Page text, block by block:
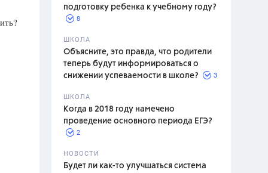
подготовку ребенка к учебному году?
8
ШКОЛА
Объясните, это правда, что родители
теперь будут информироваться о
снижении успеваемости в школе?
3
ШКОЛА
Когда в 2018 году намечено
проведение основного периода ЕГЭ?
2
НОВОСТИ
Будет ли как-то улучшаться система